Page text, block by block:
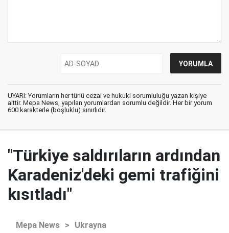
UYARI: Yorumların her türlü cezai ve hukuki sorumluluğu yazan kişiye
aittir. Mepa News, yapılan yorumlardan sorumlu değildir. Her bir yorum
600 karakterle (boşluklu) sınırlıdır.
"Türkiye saldırıların ardından
Karadeniz'deki gemi trafiğini
kısıtladı"
Mepa News > Ukrayna